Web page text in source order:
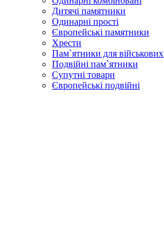
Дитячі памятники
Одинарні прості
Європейські памятники
Хрести
Пам`ятники для військових
Подвійні пам`ятники
Супутні товари
Європейські подвійні